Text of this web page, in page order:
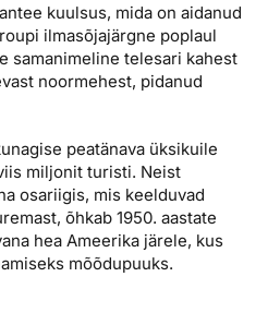
kuulsus, mida on aidanud
ilmasõjajärgne poplaul
samanimeline telesari kahest
noormehest, pidanud
peatänava üksikuile
miljonit turisti. Neist
osariigis, mis keelduvad
õhkab 1950. aastate
hea Ameerika järele, kus
mõõdupuuks.